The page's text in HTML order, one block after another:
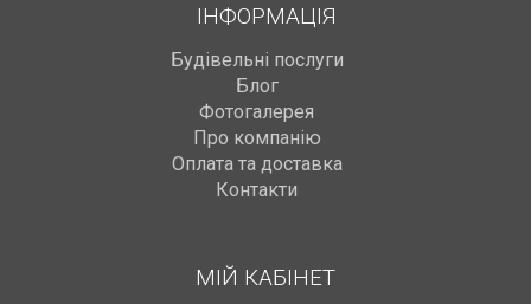
ІНФОРМАЦІЯ
Будівельні послуги
Блог
Фотогалерея
Про компанію
Оплата та доставка
Контакти
МІЙ КАБІНЕТ